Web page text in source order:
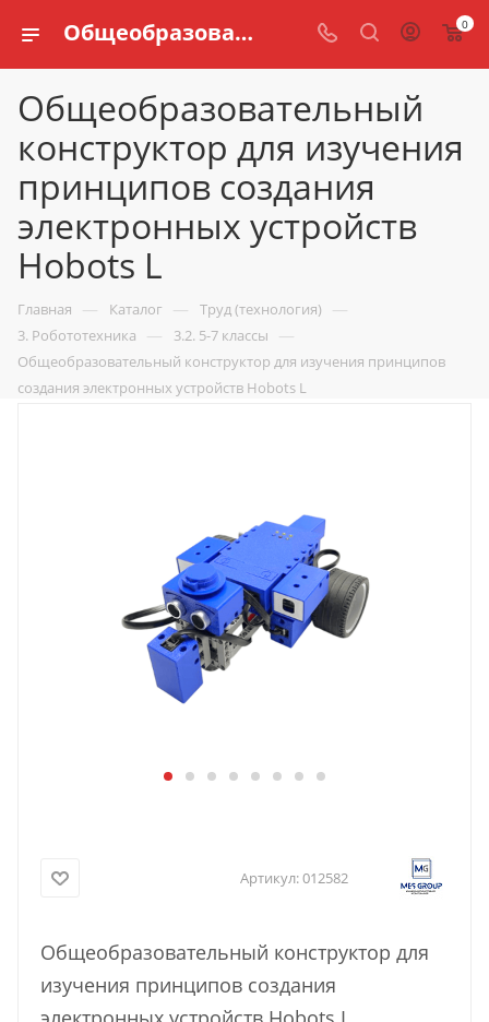
Общеобразовательный конструктор для изучения принципов создания электронных устройств Hobots L купить по доступной цене в интернет магазине schools.ru 0
Общеобразовательный
конструктор для изучения
принципов создания
электронных устройств
Hobots L
Главная — Каталог — Труд (технология) —
3. Робототехника — 3.2. 5-7 классы —
Общеобразовательный конструктор для изучения принципов
создания электронных устройств Hobots L
Артикул:012582
Общеобразовательный конструктор для
изучения принципов создания